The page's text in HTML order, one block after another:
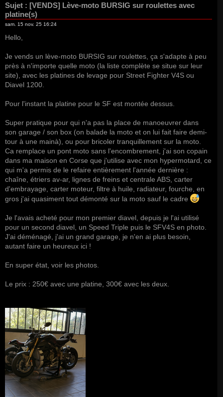
Sujet : [VENDS] Lève-moto BURSIG sur roulettes avec
platine(s)
sam. 15 nov. 25 16:24
Hello,
Je vends un lève-moto BURSIG sur roulettes, ça s'adapte à peu
près à n'importe quelle moto (la liste complète se situe sur leur
site), avec les platines de levage pour Street Fighter V4S ou
Diavel 1200.
Pour l'instant la platine pour le SF est montée dessus.
Super pratique pour qui n'a pas la place de manoeuvrer dans
son garage / son box (on balade la moto et on lui fait faire demi-
tour à une mainà), ou pour bricoler tranquillement sur la moto.
Ca remplace un pont moto sans l'encombrement, j'ai son copain
dans ma maison en Corse que j'utilise avec mon hypermotard, ce
qui m'a permis de le refaire entièrement l'année dernière :
chaîne, étriers av-ar, lignes de freins et centrale ABS, carter
d'embrayage, carter moteur, filtre à huile, radiateur, fourche, en
gros j'ai quasiment tout démonté sur la moto sauf le cadre
Je l'avais acheté pour mon premier diavel, depuis je l'ai utilisé
pour un second diavel, un Speed Triple puis le SFV4S en photo.
J'ai déménagé, j'ai un grand garage, je n'en ai plus besoin,
autant faire un heureux ici !
En super état, voir les photos.
Le prix : 250€ avec une platine, 300€ avec les deux.